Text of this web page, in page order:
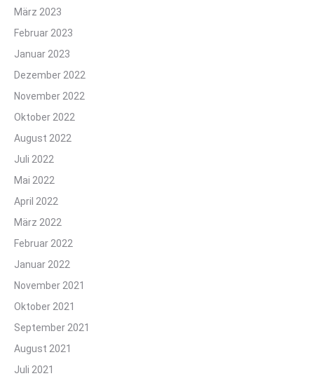
März 2023
Februar 2023
Januar 2023
Dezember 2022
November 2022
Oktober 2022
August 2022
Juli 2022
Mai 2022
April 2022
März 2022
Februar 2022
Januar 2022
November 2021
Oktober 2021
September 2021
August 2021
Juli 2021